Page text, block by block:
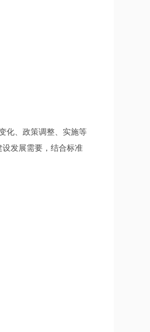
化、政策调整、实施等
发展需要，结合标准